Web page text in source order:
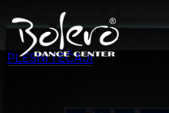
PLESNI TEČAJI